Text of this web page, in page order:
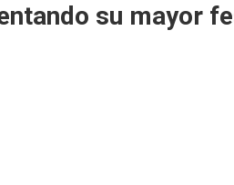
su mayor